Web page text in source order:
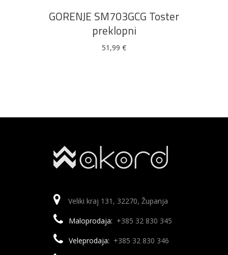
GORENJE SM703GCG Toster
preklopni
51,99 €
Veliki kraj 131, 32270, Županja
Maloprodaja: +385 32 830 345
Veleprodaja: +385 32 830 346